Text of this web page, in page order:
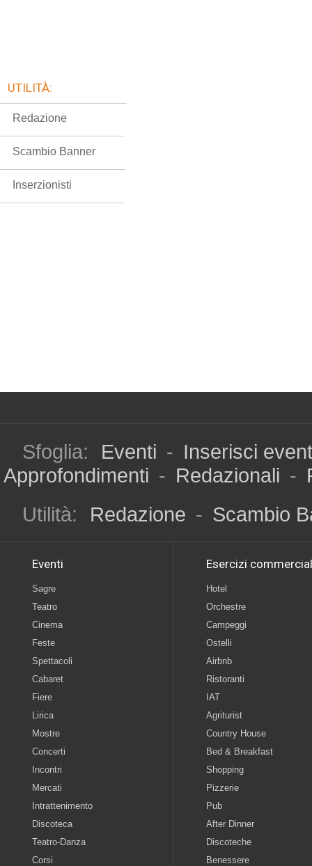
UTILITÀ:
Redazione
Scambio Banner
Inserzionisti
Sfoglia: Eventi - Inserisci
Approfondimenti - Redazionali -
Utilità:
Redazione - Scambio
Eventi
Sagre
Teatro
Cinema
Feste
Spettacoli
Cabaret
Fiere
Lirica
Mostre
Concerti
Incontri
Mercati
Intrattenimento
Discoteca
Teatro-Danza
Corsi
Esercizi
Hotel
Orchestre
Campeggi
Ostelli
Airbnb
Ristoranti
IAT
Agriturist
Country House
Bed & Breakfast
Shopping
Pizzerie
Pub
After Dinner
Discoteche
Benessere